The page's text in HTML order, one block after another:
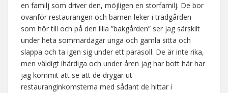
en familj som driver den, möjligen en storfamilj. De bor
ovanför restaurangen och barnen leker i trädgården
som hör till och på den lilla ”bakgården” ser jag särskilt
under heta sommardagar unga och gamla sitta och
slappa och ta igen sig under ett parasoll. De är inte rika,
men väldigt ihärdiga och under åren jag har bott här har
jag kommit att se att de drygar ut
restauranginkomsterna med sådant de hittar i